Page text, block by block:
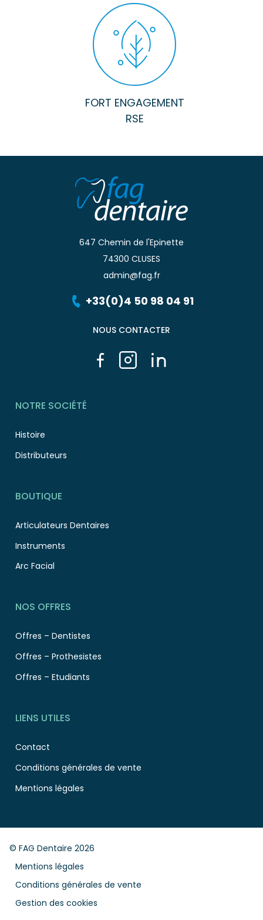
FORT ENGAGEMENT
RSE
647 Chemin de l'Epinette
74300 CLUSES
admin@fag.fr
+33(0)4 50 98 04 91
NOUS CONTACTER
NOTRE SOCIÉTÉ
Histoire
Distributeurs
BOUTIQUE
Articulateurs Dentaires
Instruments
Arc Facial
NOS OFFRES
Offres – Dentistes
Offres – Prothesistes
Offres – Etudiants
LIENS UTILES
Contact
Conditions générales de vente
Mentions légales
© FAG Dentaire 2026
Mentions légales
Conditions générales de vente
Gestion des cookies